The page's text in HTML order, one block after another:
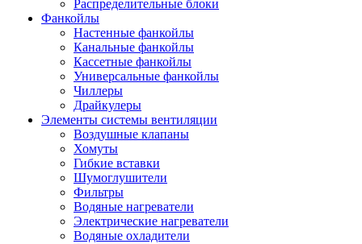
Распределительные блоки
Фанкойлы
Настенные фанкойлы
Канальные фанкойлы
Кассетные фанкойлы
Универсальные фанкойлы
Чиллеры
Драйкулеры
Элементы системы вентиляции
Воздушные клапаны
Хомуты
Гибкие вставки
Шумоглушители
Фильтры
Водяные нагреватели
Электрические нагреватели
Водяные охладители